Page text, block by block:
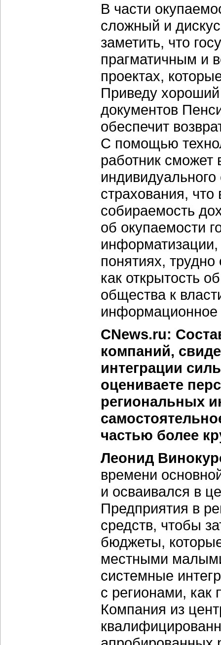
В части
сложный и
заметить, что
прагматичным и
проектах,
Приведу
документов
обеспечит
С помощью
работник сможет
индивидуального
страхования, что
собираемость
об окупаемости
информатизации,
понятиях,
как открытость
общества к
информационное
CNews.ru:
компаний,
интеграции
оцениваете
региональных
частью более
Леонид
времени
и осваивался в
Предприятия в
средств, чтобы
бюджеты,
местными
системные
с регионами, как
Компания из